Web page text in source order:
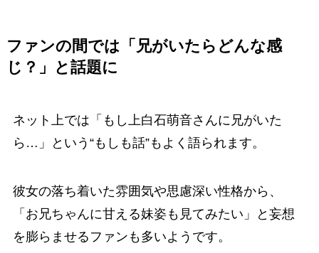
ファンの間では「兄がいたらどんな感
じ？」と話題に
ネット上では「もし上白石萌音さんに兄がいた
ら…」という“もしも話”もよく語られます。
彼女の落ち着いた雰囲気や思慮深い性格から、
「お兄ちゃんに甘える妹姿も見てみたい」と妄想
を膨らませるファンも多いようです。